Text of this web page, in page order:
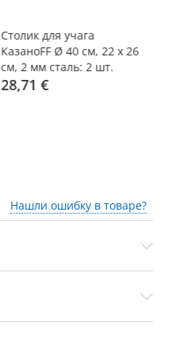
-10%
Столик для учага
КазаноFF Ø 40 см, 22 x 26
см, 2 мм сталь: 2 шт.
28,71 €
Нашли ошибку в товаре?